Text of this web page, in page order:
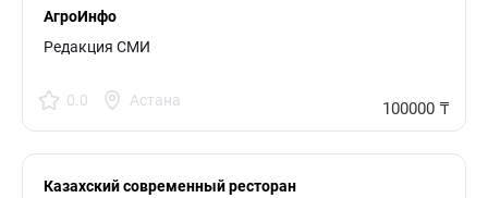
АгроИнфо
Редакция СМИ
0.0 Астана 100000 ₸
Казахский современный ресторан